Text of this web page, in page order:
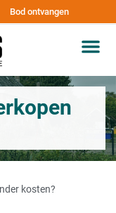
Bod ontvangen
kosten?